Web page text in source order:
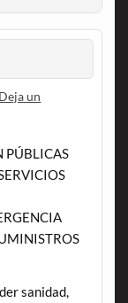
Deja un
PÚBLICAS
sanidad,